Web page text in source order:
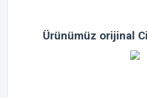
Ürünümüz orijinal